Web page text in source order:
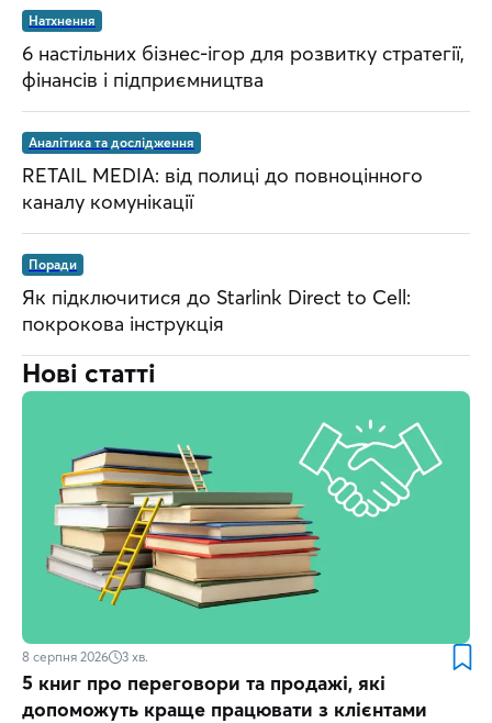
Натхнення
6 настільних бізнес-ігор для розвитку стратегії,
фінансів і підприємництва
Аналітика та дослідження
RETAIL MEDIA: від полиці до повноцінного
каналу комунікації
Поради
Як підключитися до Starlink Direct to Cell:
покрокова інструкція
Нові статті
8 серпня 2026 3 хв.
5 книг про переговори та продажі, які
допоможуть краще працювати з клієнтами